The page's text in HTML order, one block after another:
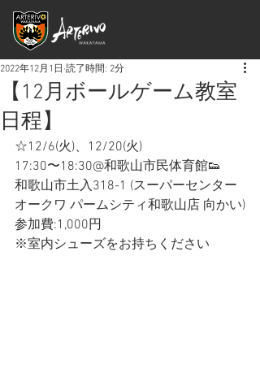
【12月ボールゲーム教室
日程】
2022年12月1日 読了時間: 2分
☆12/6(火)、12/20(火)
17:30〜18:30@和歌山市民体育館👟
和歌山市土入318-1 (スーパーセンター
オークワ パームシティ和歌山店 向かい)
参加費:1,000円
※室内シューズをお持ちください